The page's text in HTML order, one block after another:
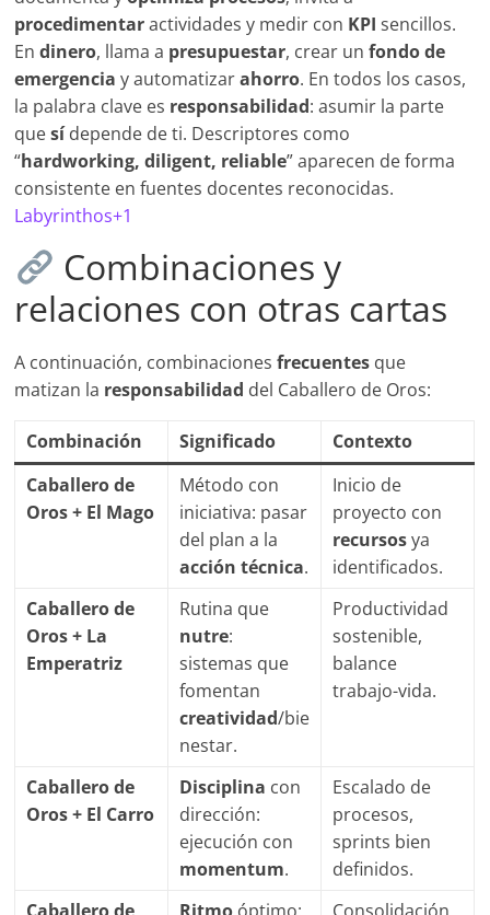
procedimentaractividades y medir con KPI sencillos.
Endinero, llama a presupuestar, crear unfondo de
emergencia y automatizarahorro. En todos los casos,
la palabra clave es responsabilidad: asumir la parte
quesídepende de ti. Descriptores como
“hardworking, diligent, reliable” aparecen de forma
consistente en fuentes docentes reconocidas.
Labyrinthos+1
Combinaciones y
relaciones con otras cartas
A continuación, combinacionesfrecuentes que
matizan la responsabilidad del Caballero de Oros:
Combinación Significado
Contexto
Caballero de
Oros + El Mago
Método con
iniciativa: pasar
del plan a la
acción técnica.
Inicio de
proyecto con
recursosya
identificados.
Caballero de
Oros + La
Emperatriz
Rutina que
nutre:
sistemas que
fomentan
creatividad/bie
nestar.
Productividad
sostenible,
balance
trabajo-vida.
Caballero de
Oros + El Carro
Disciplina con
dirección:
ejecución con
momentum.
Escalado de
procesos,
sprints bien
definidos.